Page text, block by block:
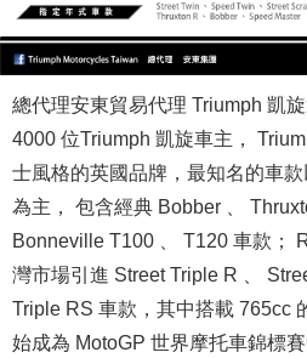
總代理安東貿易代理 Triumph 凱
4000 位Triumph 凱旋車主，
士風格的英國品牌，最知名的車
為主， 包含經典 Bobber 、
Bonneville T100 、 T120 車款；
灣市場引進 Street Triple R 、
Triple RS 車款，其中搭載 765cc
始成為 MotoGP 世界摩托車錦標